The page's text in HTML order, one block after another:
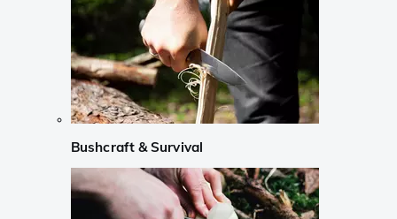
Bushcraft & Survival